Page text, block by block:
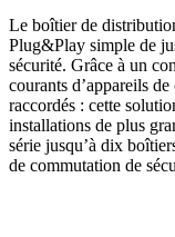
Le boîtier de
Plug&Play simple de
sécurité. Grâce à un
courants d’appareils
raccordés : cette
installations de plus
série jusqu’à dix
de commutation de